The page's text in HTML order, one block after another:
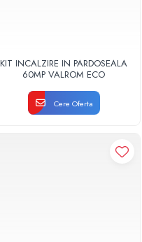
KIT INCALZIRE IN PARDOSEALA
60MP VALROM ECO
Cere Oferta